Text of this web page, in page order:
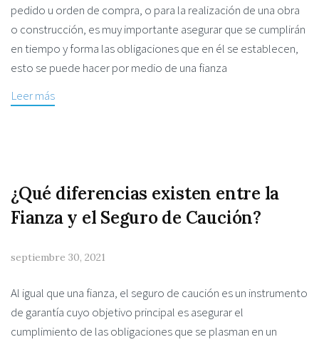
pedido u orden de compra, o para la realización de una obra
o construcción, es muy importante asegurar que se cumplirán
en tiempo y forma las obligaciones que en él se establecen,
esto se puede hacer por medio de una fianza
Leer más
¿Qué diferencias existen entre la
Fianza y el Seguro de Caución?
septiembre 30, 2021
Al igual que una fianza, el seguro de caución es un instrumento
de garantía cuyo objetivo principal es asegurar el
cumplimiento de las obligaciones que se plasman en un